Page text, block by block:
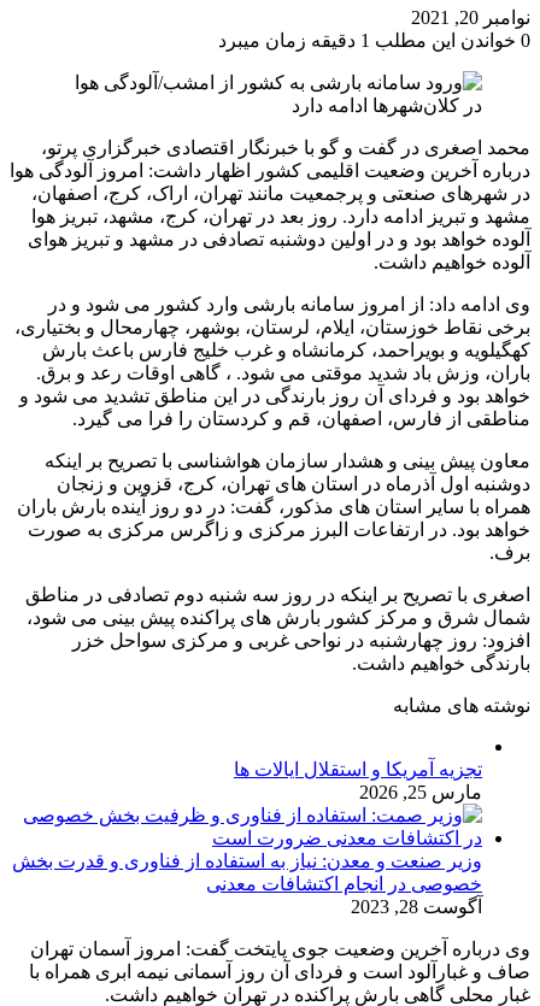
نوامبر 20, 2021
0 خواندن این مطلب 1 دقیقه زمان میبرد
محمد اصغری در گفت و گو با خبرنگار اقتصادی خبرگزاری پرتو،
درباره آخرین وضعیت اقلیمی کشور اظهار داشت: امروز آلودگی هوا
در شهرهای صنعتی و پرجمعیت مانند تهران، اراک، کرج، اصفهان،
مشهد و تبریز ادامه دارد. روز بعد در تهران، کرج، مشهد، تبریز هوا
آلوده خواهد بود و در اولین دوشنبه تصادفی در مشهد و تبریز هوای
آلوده خواهیم داشت.
وی ادامه داد: از امروز سامانه بارشی وارد کشور می شود و در
برخی نقاط خوزستان، ایلام، لرستان، بوشهر، چهارمحال و بختیاری،
کهگیلویه و بویراحمد، کرمانشاه و غرب خلیج فارس باعث بارش
باران، وزش باد شدید موقتی می شود. ، گاهی اوقات رعد و برق.
خواهد بود و فردای آن روز بارندگی در این مناطق تشدید می شود و
مناطقی از فارس، اصفهان، قم و کردستان را فرا می گیرد.
معاون پیش بینی و هشدار سازمان هواشناسی با تصریح بر اینکه
دوشنبه اول آذرماه در استان های تهران، کرج، قزوین و زنجان
همراه با سایر استان های مذکور، گفت: در دو روز آینده بارش باران
خواهد بود. در ارتفاعات البرز مرکزی و زاگرس مرکزی به صورت
برف.
اصغری با تصریح بر اینکه در روز سه شنبه دوم تصادفی در مناطق
شمال شرق و مرکز کشور بارش های پراکنده پیش بینی می شود،
افزود: روز چهارشنبه در نواحی غربی و مرکزی سواحل خزر
بارندگی خواهیم داشت.
نوشته های مشابه
تجزیه آمریکا و استقلال ایالات ها
مارس 25, 2026
وزیر صنعت و معدن: نیاز به استفاده از فناوری و قدرت بخش
خصوصی در انجام اکتشافات معدنی
آگوست 28, 2023
وی درباره آخرین وضعیت جوی پایتخت گفت: امروز آسمان تهران
صاف و غبارآلود است و فردای آن روز آسمانی نیمه ابری همراه با
غبار محلی گاهی بارش پراکنده در تهران خواهیم داشت.